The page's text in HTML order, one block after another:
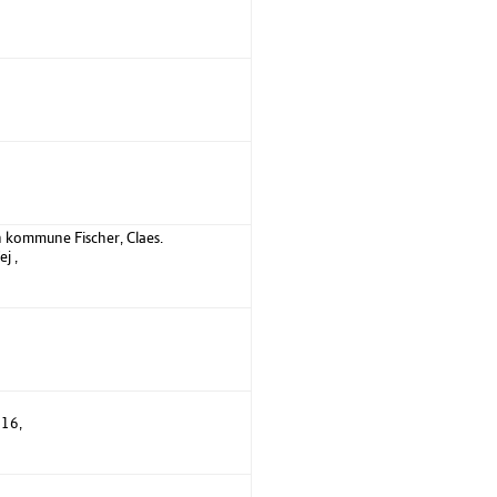
Fischer, Claes.
,